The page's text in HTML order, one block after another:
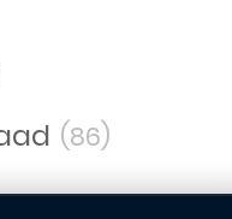
(86)